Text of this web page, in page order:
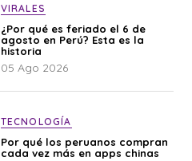
VIRALES
¿Por qué es feriado el 6 de
agosto en Perú? Esta es la
historia
05 Ago 2026
TECNOLOGÍA
Por qué los peruanos compran
cada vez más en apps chinas